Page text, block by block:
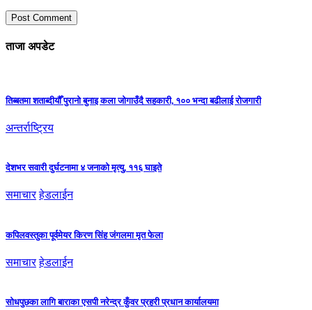
ताजा अपडेट
तिब्बतमा शताब्दीयौँ पुरानो बुनाइ कला जोगाउँदै सहकारी, १०० भन्दा बढीलाई रोजगारी
अन्तर्राष्ट्रिय
देशभर सवारी दुर्घटनामा ४ जनाको मृत्यु, ११६ घाइते
समाचार हेडलाईन
कपिलवस्तुका पूर्वमेयर किरण सिंह जंगलमा मृत फेला
समाचार हेडलाईन
सोधपुछका लागि बाराका एसपी नरेन्द्र कुँवर प्रहरी प्रधान कार्यालयमा